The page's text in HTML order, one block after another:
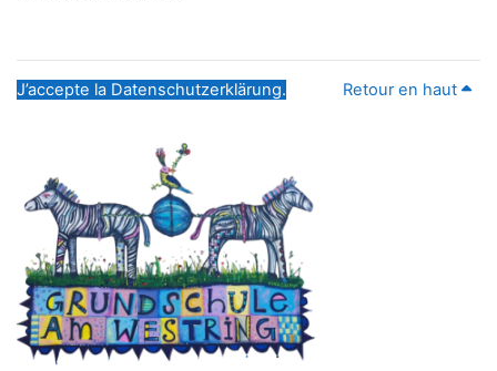
J’accepte la Datenschutzerklärung. Retour en haut